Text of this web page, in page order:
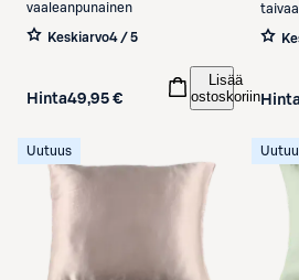
vaaleanpunainen
Keskiarvo4 / 5
Hinta49,95 €
Lisää
ostoskoriin Hinta
Uutuus